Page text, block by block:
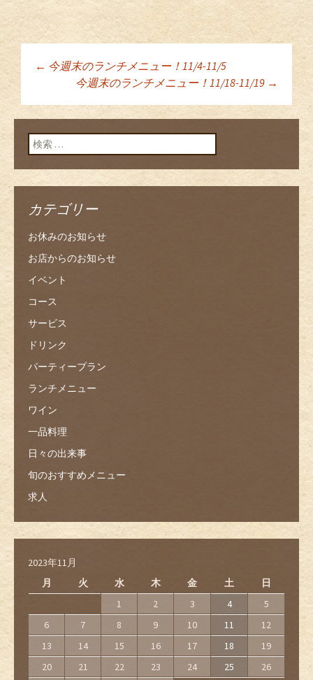
投稿ナビゲーショ
ン
← 今週末のランチメニュー！11/4-11/5
今週末のランチメニュー！11/18-11/19 →
検索:
カテゴリー
お休みのお知らせ
お店からのお知らせ
イベント
コース
サービス
ドリンク
パーティープラン
ランチメニュー
ワイン
一品料理
日々の出来事
旬のおすすめメニュー
求人
2023年11月
月
火 水 木 金 土 日
1 2 3 4
5
6
7 8 9 10 11
12
13
14 15 16 17 18
19
20
21 22 23 24 25
26